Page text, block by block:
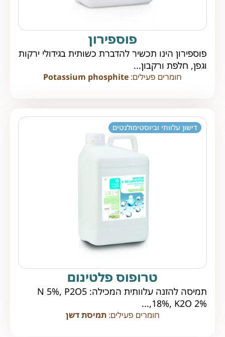
פוספירון
פוספירון הינו תכשיר להדברת כשותית בגידולי ירקות
וגפן, חלפת ורקבון...
חומרים פעילים: Potassium phosphite
דישון עלוותי וביוסטימולנטים
טרופוס פלטינום
תמיסה להזנה עלוותית המכילה: N 5%, P2O5
18%, K2O 2%,...
חומרים פעילים:תמיסת דשן